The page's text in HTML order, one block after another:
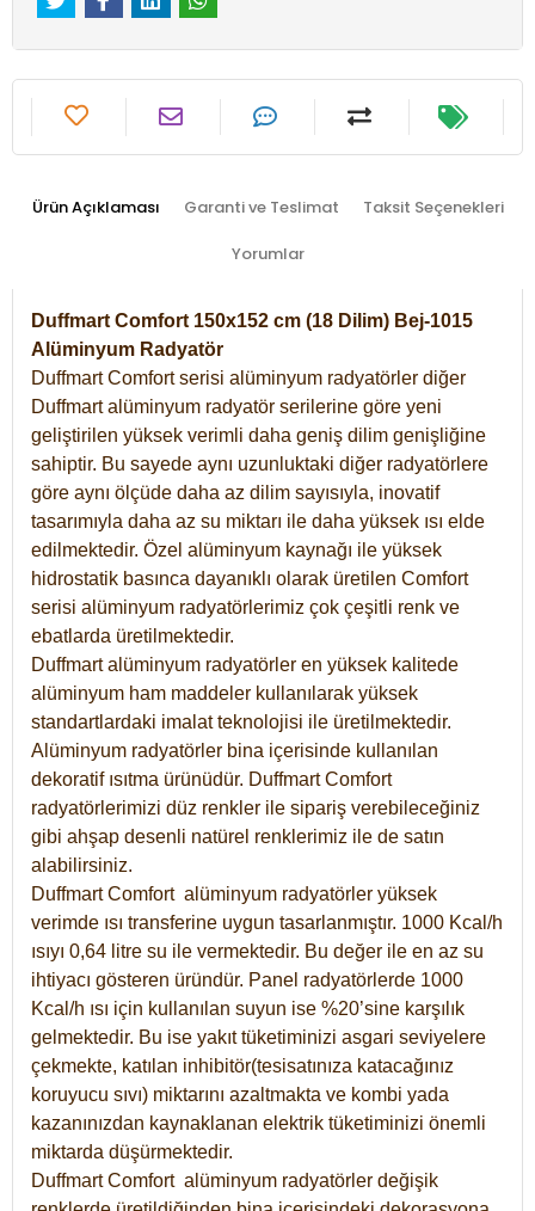
Ürün Açıklaması Garanti ve Teslimat Taksit Seçenekleri
Yorumlar
Duffmart Comfort 150x152 cm (18 Dilim) Bej-1015
Alüminyum Radyatör
Duffmart Comfort serisi alüminyum radyatörler diğer
Duffmart alüminyum radyatör serilerine göre yeni
geliştirilen yüksek verimli daha geniş dilim genişliğine
sahiptir. Bu sayede aynı uzunluktaki diğer radyatörlere
göre aynı ölçüde daha az dilim sayısıyla, inovatif
tasarımıyla daha az su miktarı ile daha yüksek ısı elde
edilmektedir. Özel alüminyum kaynağı ile yüksek
hidrostatik basınca dayanıklı olarak üretilen Comfort
serisi alüminyum radyatörlerimiz çok çeşitli renk ve
ebatlarda üretilmektedir.
Duffmart alüminyum radyatörler en yüksek kalitede
alüminyum ham maddeler kullanılarak yüksek
standartlardaki imalat teknolojisi ile üretilmektedir.
Alüminyum radyatörler bina içerisinde kullanılan
dekoratif ısıtma ürünüdür. Duffmart Comfort
radyatörlerimizi düz renkler ile sipariş verebileceğiniz
gibi ahşap desenli natürel renklerimiz ile de satın
alabilirsiniz.
Duffmart Comfort alüminyum radyatörler yüksek
verimde ısı transferine uygun tasarlanmıştır. 1000 Kcal/h
ısıyı 0,64 litre su ile vermektedir. Bu değer ile en az su
ihtiyacı gösteren üründür. Panel radyatörlerde 1000
Kcal/h ısı için kullanılan suyun ise %20’sine karşılık
gelmektedir. Bu ise yakıt tüketiminizi asgari seviyelere
çekmekte, katılan inhibitör(tesisatınıza katacağınız
koruyucu sıvı) miktarını azaltmakta ve kombi yada
kazanınızdan kaynaklanan elektrik tüketiminizi önemli
miktarda düşürmektedir.
Duffmart Comfort alüminyum radyatörler değişik